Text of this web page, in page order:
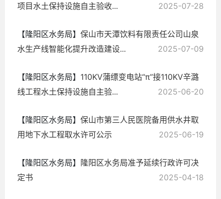
项目​水土保持设施自主验收...
2025-07-28
【隆阳区水务局】 保山市天潭饮料有限责任公司山泉
水生产线智能化提升改造建设...
2025-07-09
【隆阳区水务局】 110KV蒲缥变电站“π”接110KV辛潞
线工程水土保持设施自主验...
2025-06-20
【隆阳区水务局】 保山市第三人民医院备用供水井取
用地下水工程取水许可公示
2025-06-19
【隆阳区水务局】 隆阳区水务局准予延续行政许可决
定书
2025-04-18